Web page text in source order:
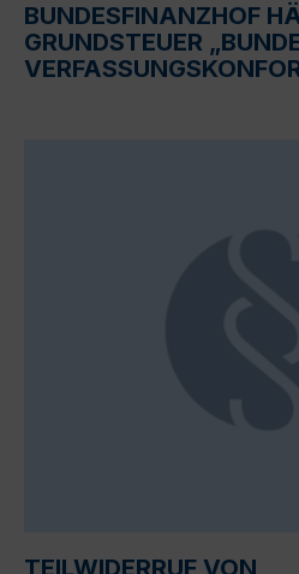
BUNDESFINANZHOF
GRUNDSTEUER
TEILWIDERRUF VON